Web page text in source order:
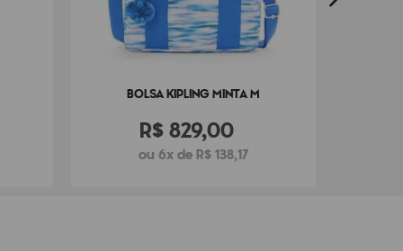
BOLSA KIPLING MINTA M
R$829,00
ou 6x de R$ 138,17